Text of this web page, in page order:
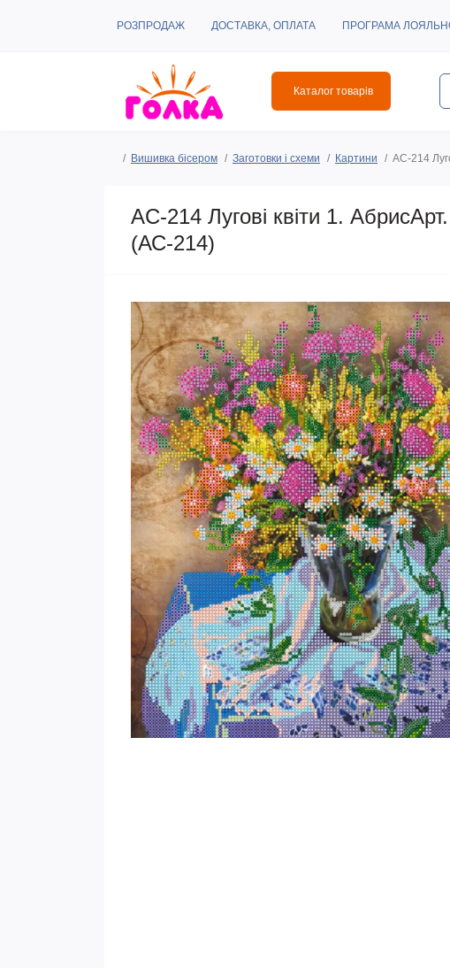
РОЗПРОДАЖ ДОСТАВКА, ОПЛАТА ПРОГРАМА
Каталог товарів
Вишивка бісером Заготовки і схеми Картини AC-214
AC-214 Лугові квіти 1.
(АС-214)